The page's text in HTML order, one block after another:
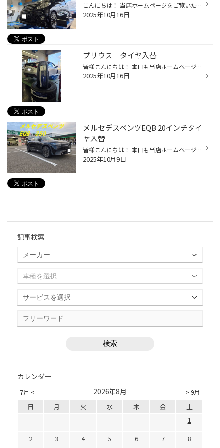
こんにちは！ 当店ホームページをご覧いただきましてありがとうございます。 本日ご紹介するのはトヨタ アルファードのアライメント調整です。 フロントタイヤが偏摩耗するということでご来店されました。 基準値に合わせて調整させていただき、無事お客様へお渡しです。 作業のご依頼ありがとうご...
2025年10月16日
プリウス タイヤ入替
皆様こんにちは！ 本日も当店ホームページをご覧いただきましてありがとうございます。 今日ご紹介するのはコチラ プリウスへ REGNO GR-XⅢの入替です。 こちらのお車はパンクでご入庫されたのですが、お客様とご相談の結果４本とも入替となりました。 高速を運転して帰られるとのことで、これでより...
2025年10月16日
メルセデスベンツEQB 20インチタイ
ヤ入替
皆様こんにちは！ 本日も当店ホームページをご覧いただきましてありがとうございます。 先日の大商談会も多くのお客様にご来店いただけまして、大盛況でした！ ご来店いただきました皆様、ありがとうございました！ 大商談会でスタッドレスタイヤをご購入のお客様からノーマルタイヤのご相談もいた...
2025年10月9日
記事検索
カレンダー
7月 < > 9月
2026年8月
日 月 火 水 木 金
土
1
2
3 4 5 6 7 8